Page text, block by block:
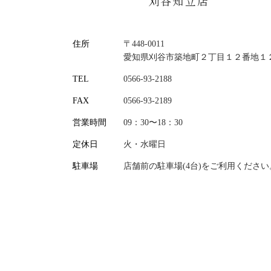
住所
〒448-0011
愛知県刈谷市築地町２丁目１２番地１
TEL 0566-93-2188
FAX 0566-93-2189
営業時間 09：30〜18：30
定休日 火・水曜日
駐車場 店舗前の駐車場(4台)をご利用ください